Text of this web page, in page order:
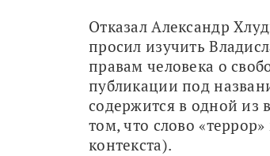
Отказал Александр
просил изучить
правам человека о
публикации под
содержится в одной из
том, что слово
контекста).